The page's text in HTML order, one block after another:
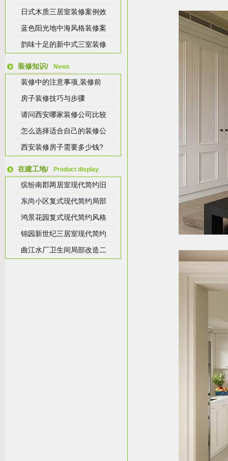
日式木质三居室装修案例效
蓝色阳光地中海风格装修案
韵味十足的新中式三室装修
装修知识/ News
装修中的注意事项,装修前
房子装修技巧与步骤
请问西安哪家装修公司比较
怎么选择适合自己的装修公
西安装修房子需要多少钱?
在建工地/ Product display
缤纷南郡两居室现代简约旧
东尚小区复式现代简约局部
鸿景花园复式现代简约风格
锦园新世纪三居室现代简约
曲江水厂卫生间局部改造二